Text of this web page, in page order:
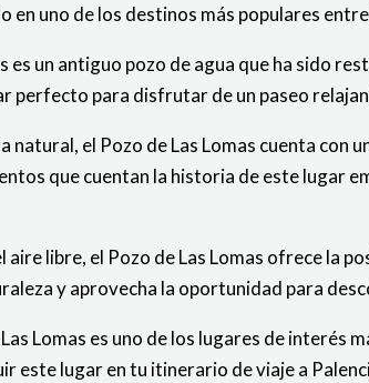
en uno de los destinos más populares
es un antiguo pozo de agua que ha sido
perfecto para disfrutar de un paseo
natural, el Pozo de Las Lomas cuenta
que cuentan la historia de este lugar
aire libre, el Pozo de Las Lomas ofrece la
y aprovecha la oportunidad para
Lomas es uno de los lugares de
este lugar en tu itinerario de viaje a